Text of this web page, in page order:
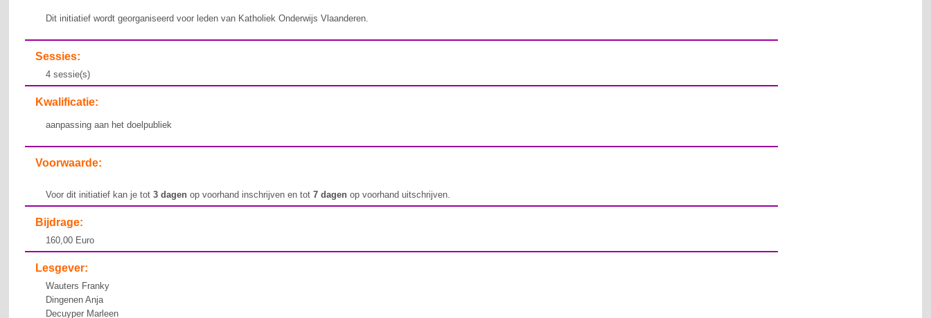
Dit initiatief wordt georganiseerd voor leden van Katholiek Onderwijs Vlaanderen.
Sessies:
4 sessie(s)
Kwalificatie:
aanpassing aan het doelpubliek
Voorwaarde:
Voor dit initiatief kan je tot3 dagen op voorhand inschrijven en tot7 dagenop voorhand uitschrijven.
Bijdrage:
160,00 Euro
Lesgever:
Wauters Franky
Dingenen Anja
Decuyper Marleen